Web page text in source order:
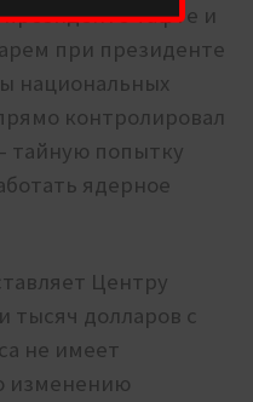
Тафте и
при президенте
национальных
контролировал
тайную попытку
ядерное
Центру
тысяч долларов с
не имеет
изменению